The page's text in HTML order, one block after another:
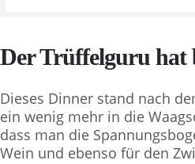
Der Trüffelguru hat
Dieses Dinner stand nach
ein wenig mehr in die
dass man die
Wein und ebenso für den